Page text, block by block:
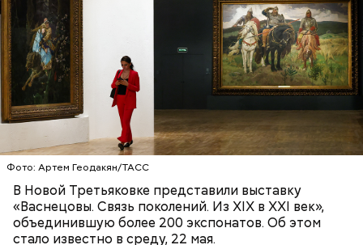
Фото: Артем Геодакян/ТАСС
В Новой Третьяковке представили выставку
«Васнецовы. Связь поколений. Из XIX в XXI век»,
объединившую более 200 экспонатов. Об этом
стало известно в среду, 22 мая.
Маршрут зеленого кольца проходит через:
В Большом Гнездниковском переулке Мастер
впервые увидел Маргариту с букетом мимоз в
руках. Именно здесь в доме № 10, где было
московское отделение газеты «Накануне», работал
Михаил Булгаков. Кстати, этот дом упоминается в
сборнике писателя «Дьяволиада» и очерке «Сорок
сороков».